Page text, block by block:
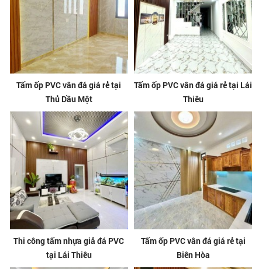
Tấm ốp PVC vân đá giá rẻ tại
Thủ Dầu Một
Tấm ốp PVC vân đá giá rẻ tại Lái
Thiêu
Thi công tấm nhựa giả đá PVC
tại Lái Thiêu
Tấm ốp PVC vân đá giá rẻ tại
Biên Hòa